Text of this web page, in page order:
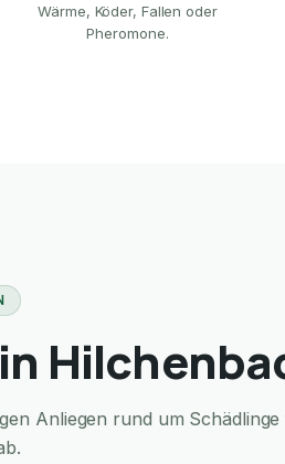
Wärme, Köder, Fallen oder
Pheromone.
Anliegen rund um